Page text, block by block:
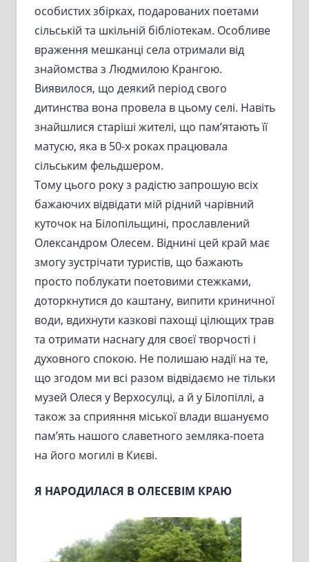
особистих збірках, подарованих поетами
сільській та шкільній бібліотекам. Особливе
враження мешканці села отримали від
знайомства з Людмилою Крангою.
Виявилося, що деякий період свого
дитинства вона провела в цьому селі. Навіть
знайшлися старіші жителі, що пам’ятають її
матусю, яка в 50-х роках працювала
сільським фельдшером.
Тому цього року з радістю запрошую всіх
бажаючих відвідати мій рідний чарівний
куточок на Білопільщині, прославлений
Олександром Олесем. Віднині цей край має
змогу зустрічати туристів, що бажають
просто поблукати поетовими стежками,
доторкнутися до каштану, випити криничної
води, вдихнути казкові пахощі цілющих трав
та отримати наснагу для своєї творчості і
духовного спокою. Не полишаю надії на те,
що згодом ми всі разом відвідаємо не тільки
музей Олеся у Верхосулці, а й у Білопіллі, а
також за сприяння міської влади вшануємо
пам’ять нашого славетного земляка-поета
на його могилі в Києві.
Я НАРОДИЛАСЯ В ОЛЕСЕВІМ КРАЮ